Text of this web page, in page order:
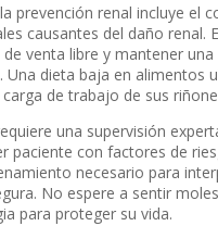
prevención renal incluye el
causantes del daño
venta libre y mantener
Una dieta baja en alimentos
de trabajo de sus
una supervisión
paciente con factores de
necesario para
No espere a sentir
para proteger su vida.